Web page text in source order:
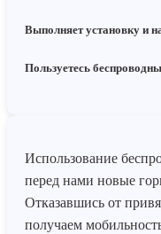
Выполняет установку и
Пользуетесь
Использование
перед нами новые
Отказавшись от
получаем